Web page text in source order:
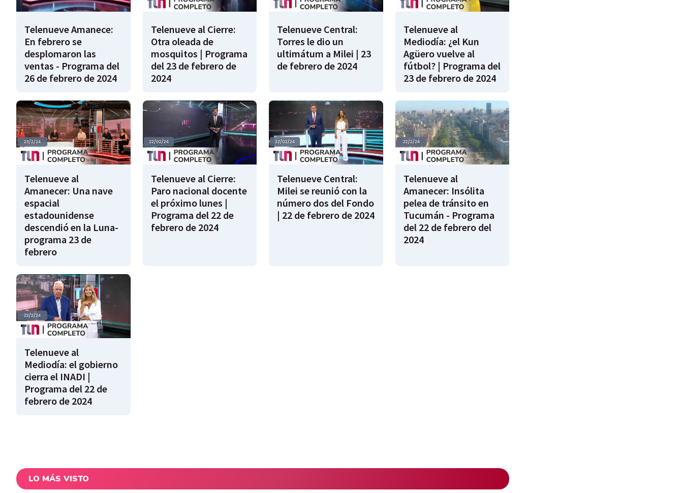
Telenueve Amanece:
En febrero se
desplomaron las
ventas - Programa del
26 de febrero de 2024
Telenueve al Cierre:
Otra oleada de
mosquitos | Programa
del 23 de febrero de
2024
Telenueve Central:
Torres le dio un
ultimátum a Milei | 23
de febrero de 2024
Telenueve al
Mediodía: ¿el Kun
Agüero vuelve al
fútbol? | Programa del
23 de febrero de 2024
Telenueve al
Amanecer: Una nave
espacial
estadounidense
descendió en la Luna-
programa 23 de
febrero
Telenueve al Cierre:
Paro nacional docente
el próximo lunes |
Programa del 22 de
febrero de 2024
Telenueve Central:
Milei se reunió con la
número dos del Fondo
| 22 de febrero de 2024
Telenueve al
Amanecer: Insólita
pelea de tránsito en
Tucumán - Programa
del 22 de febrero del
2024
Telenueve al
Mediodía: el gobierno
cierra el INADI |
Programa del 22 de
febrero de 2024
LO MÁS VISTO